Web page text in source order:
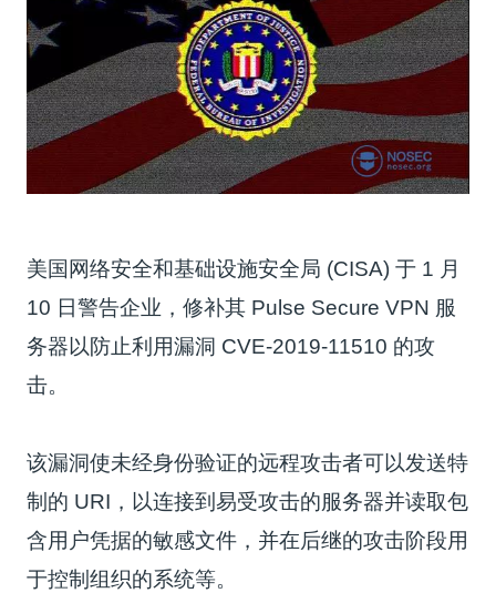
美国网络安全和基础设施安全局 (CISA) 于 1 月
10 日警告企业，修补其 Pulse Secure VPN 服
务器以防止利用漏洞 CVE-2019-11510 的攻
击。
该漏洞使未经身份验证的远程攻击者可以发送特
制的 URI，以连接到易受攻击的服务器并读取包
含用户凭据的敏感文件，并在后继的攻击阶段用
于控制组织的系统等。